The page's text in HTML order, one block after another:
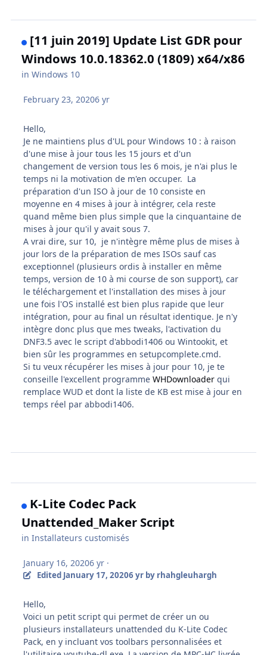
[11 juin 2019] Update List GDR pour
Windows 10.0.18362.0 (1809) x64/x86
inWindows 10
February 23, 20206 yr
Hello,
Je ne maintiens plus d'UL pour Windows 10 : à raison
d'une mise à jour tous les 15 jours et d'un
changement de version tous les 6 mois, je n'ai plus le
temps ni la motivation de m'en occuper. La
préparation d'un ISO à jour de 10 consiste en
moyenne en 4 mises à jour à intégrer, cela reste
quand même bien plus simple que la cinquantaine de
mises à jour qu'il y avait sous 7.
A vrai dire, sur 10, je n'intègre même plus de mises à
jour lors de la préparation de mes ISOs sauf cas
exceptionnel (plusieurs ordis à installer en même
temps, version de 10 à mi course de son support), car
le téléchargement et l'installation des mises à jour
une fois l'OS installé est bien plus rapide que leur
intégration, pour au final un résultat identique. Je n'y
intègre donc plus que mes tweaks, l'activation du
DNF3.5 avec le script d'abbodi1406 ou Wintookit, et
bien sûr les programmes en setupcomplete.cmd.
Si tu veux récupérer les mises à jour pour 10, je te
conseille l'excellent programmeWHDownloaderqui
remplace WUD et dont la liste de KB est mise à jour en
temps réel par abbodi1406.
K-Lite Codec Pack
Unattended_Maker Script
inInstallateurs customisés
January 16, 20206 yr ·
Edited January 17, 20206 yrby rhahgleuhargh
Hello,
Voici un petit script qui permet de créer un ou
plusieurs installateurs unattended du K-Lite Codec
Pack, en y incluant vos toolbars personnalisées et